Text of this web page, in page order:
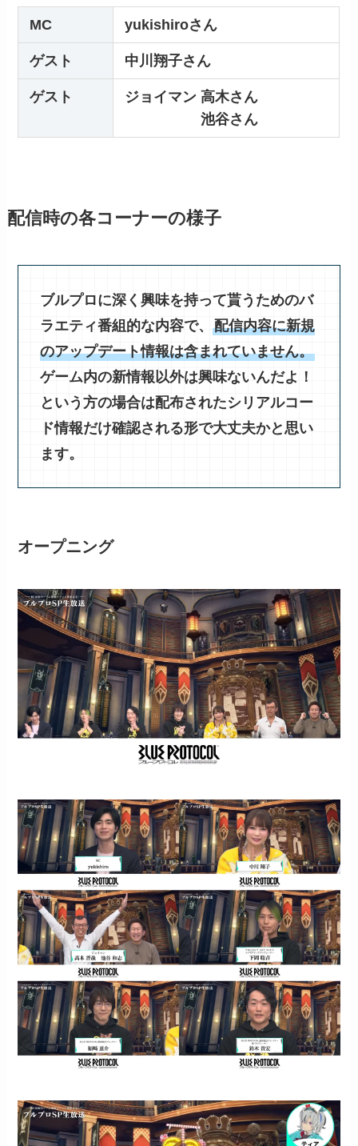
MC yukishiroさん
ゲスト 中川翔子さん
ゲスト
ジョイマン 高木さん
池谷さん
配信時の各コーナーの様子
ブルプロに深く興味を持って貰うためのバ
ラエティ番組的な内容で、配信内容に新規
のアップデート情報は含まれていません。
ゲーム内の新情報以外は興味ないんだよ！
という方の場合は配布されたシリアルコー
ド情報だけ確認される形で大丈夫かと思い
ます。
オープニング